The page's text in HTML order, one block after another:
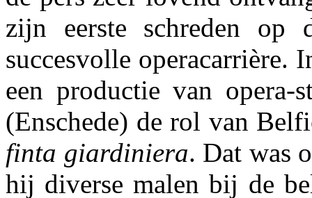
zijn eerste schreden op
succesvolle operacarrière.
een productie van opera-
(Enschede) de rol van
finta giardiniera. Dat was
hij diverse malen bij de